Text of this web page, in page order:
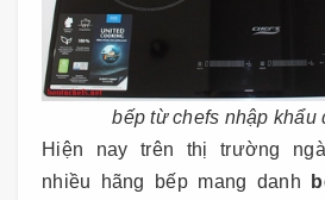
bếp từ chefs nhập khẩu
Hiện nay trên thị trường
nhiều hãng bếp mang danh